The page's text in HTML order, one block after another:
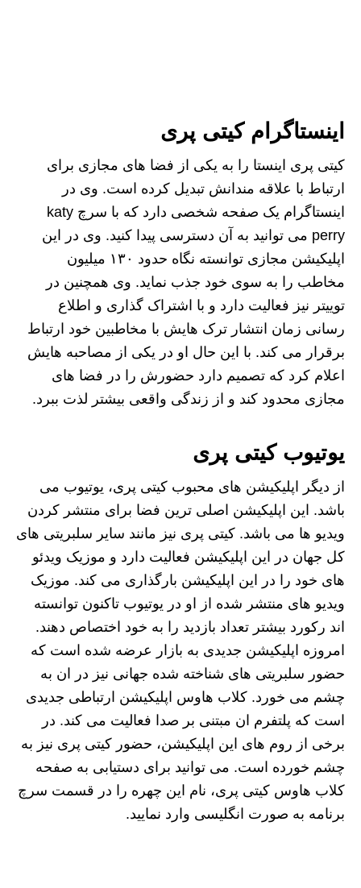
اینستاگرام کیتی پری
کیتی پری اینستا را به یکی از فضا های مجازی برای
ارتباط با علاقه مندانش تبدیل کرده است. وی در
اینستاگرام یک صفحه شخصی دارد که با سرچ katy
perry می توانید به آن دسترسی پیدا کنید. وی در این
اپلیکیشن مجازی توانسته نگاه حدود ۱۳۰ میلیون
مخاطب را به سوی خود جذب نماید. وی همچنین در
توییتر نیز فعالیت دارد و با اشتراک گذاری و اطلاع
رسانی زمان انتشار ترک هایش با مخاطبین خود ارتباط
برقرار می کند. با این حال او در یکی از مصاحبه هایش
اعلام کرد که تصمیم دارد حضورش را در فضا های
مجازی محدود کند و از زندگی واقعی بیشتر لذت ببرد.
یوتیوب کیتی پری
از دیگر اپلیکیشن های محبوب کیتی پری، یوتیوب می
باشد. این اپلیکیشن اصلی ترین فضا برای منتشر کردن
ویدیو ها می باشد. کیتی پری نیز مانند سایر سلبریتی های
کل جهان در این اپلیکیشن فعالیت دارد و موزیک ویدئو
های خود را در این اپلیکیشن بارگذاری می کند. موزیک
ویدیو های منتشر شده از او در یوتیوب تاکنون توانسته
اند رکورد بیشتر تعداد بازدید را به خود اختصاص دهند.
امروزه اپلیکیشن جدیدی به بازار عرضه شده است که
حضور سلبریتی های شناخته شده جهانی نیز در ان به
چشم می خورد. کلاب هاوس اپلیکیشن ارتباطی جدیدی
است که پلتفرم ان مبتنی بر صدا فعالیت می کند. در
برخی از روم های این اپلیکیشن، حضور کیتی پری نیز به
چشم خورده است. می توانید برای دستیابی به صفحه
کلاب هاوس کیتی پری، نام این چهره را در قسمت سرچ
برنامه به صورت انگلیسی وارد نمایید.